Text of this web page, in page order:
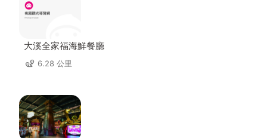
大溪全家福海鮮餐廳
6.28 公里